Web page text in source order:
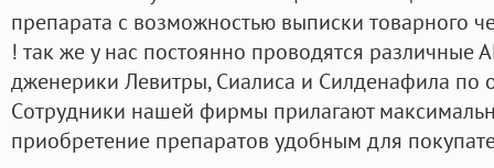
препарата с возможностью выписки товарного
! так же у нас постоянно проводятся
дженерики Левитры, Сиалиса и Силденафила по
Cотрудники нашей фирмы прилагают
приобретение препаратов удобным для